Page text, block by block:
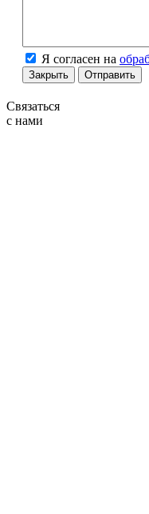
Я согласен на
Закрыть Отправить
Связаться
с нами